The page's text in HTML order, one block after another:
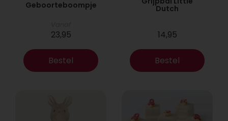
Geboorteboompje
23,95
Bestel
Dutch
14,95
Bestel